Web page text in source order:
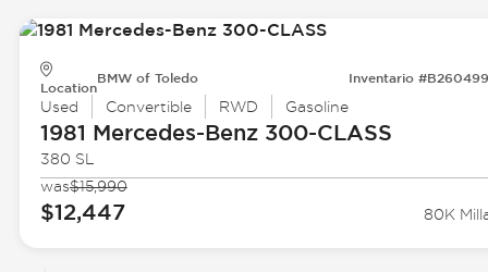
Location
BMW of Toledo Inventario
Used Convertible RWD Gasoline
1981 Mercedes-Benz300-CLASS
380 SL
was$15,990
$12,447 80K